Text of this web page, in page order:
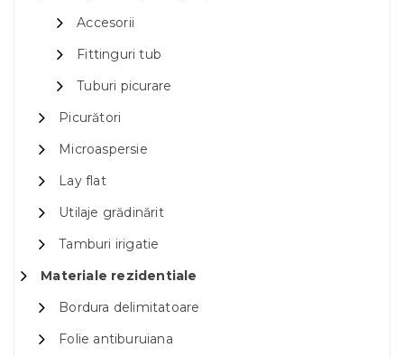
Accesorii
Fittinguri tub
Tuburi picurare
Picurători
Microaspersie
Lay flat
Utilaje grădinărit
Tamburi irigatie
Materiale rezidentiale
Bordura delimitatoare
Folie antiburuiana